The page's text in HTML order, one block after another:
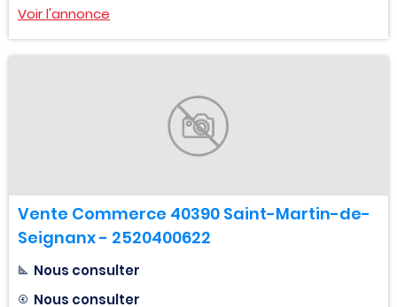
Voir l'annonce
Vente Commerce 40390 Saint-Martin-de-
Seignanx - 2520400622
Nous consulter
Nous consulter